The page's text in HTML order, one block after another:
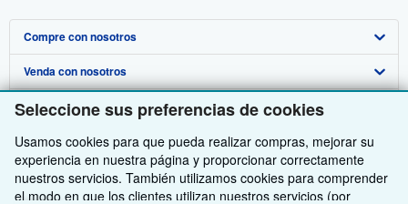
Seleccione sus preferencias de cookies
Usamos cookies para que pueda realizar compras, mejorar su
experiencia en nuestra página y proporcionar correctamente
nuestros servicios. También utilizamos cookies para comprender
el modo en que los clientes utilizan nuestros servicios (por
Compre con nosotros
Búsqueda avanzada
Colecciones
Mi cuenta
Mis pedidos
Venda con nosotros
Comenzar a vender
Únase a nuestro programa de afiliados
Recomiende un vendedor
Sobre nosotros
Sobre IberLibro
Medios
Obtener Ayuda
Preguntas frecuentes y guías
Otras compañías de AbeBooks